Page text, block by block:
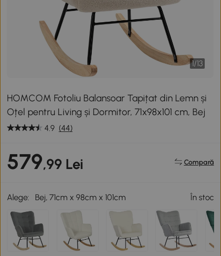
1/13
HOMCOM Fotoliu Balansoar Tapițat din Lemn și
Oțel pentru Living și Dormitor, 71x98x101 cm, Bej
4.9 (44)
579,99 Lei Compară
Alege: Bej, 71cm x 98cm x 101cm În stoc